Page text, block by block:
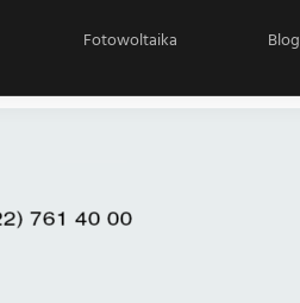
Fotowoltaika Blog